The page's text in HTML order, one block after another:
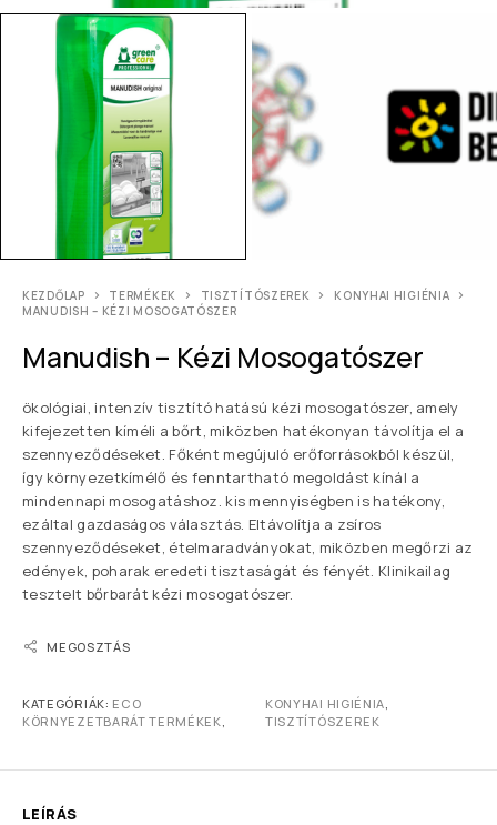
KEZDŐLAP TERMÉKEK TISZTÍTÓSZEREK
KONYHAI HIGIÉNIA
MANUDISH – KÉZI MOSOGATÓSZER
Manudish – Kézi Mosogatószer
ökológiai, intenzív tisztító hatású kézi mosogatószer, amely
kifejezetten kíméli a bőrt, miközben hatékonyan távolítja el a
szennyeződéseket. Főként megújuló erőforrásokból készül,
így környezetkímélő és fenntartható megoldást kínál a
mindennapi mosogatáshoz. kis mennyiségben is hatékony,
ezáltal gazdaságos választás. Eltávolítja a zsíros
szennyeződéseket, ételmaradványokat, miközben megőrzi az
edények, poharak eredeti tisztaságát és fényét. Klinikailag
tesztelt bőrbarát kézi mosogatószer.
MEGOSZTÁS
KATEGÓRIÁK: ECO
KÖRNYEZETBARÁT TERMÉKEK
KONYHAI HIGIÉNIA
TISZTÍTÓSZEREK
LEÍRÁS